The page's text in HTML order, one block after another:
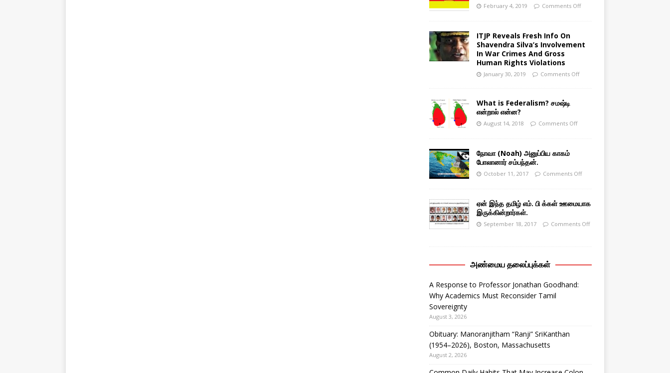
February 4, 2019 Comments Off
ITJP Reveals Fresh Info On
Shavendra Silva’s Involvement
In War Crimes And Gross
Human Rights Violations
January 30, 2019 Comments Off
What is Federalism? சமஷ்டி
என்றால் என்ன?
August 14, 2018 Comments Off
நோவா (Noah) அனுப்பிய காகம்
போலானார் சம்பந்தன்.
October 11, 2017 Comments Off
ஏன் இந்த தமிழ் எம். பி க்கள் ஊமையாக
இருக்கின்றார்கள்.
September 18, 2017 Comments Off
அண்மைய தலைப்புக்கள்
A Response to Professor Jonathan Goodhand:
Why Academics Must Reconsider Tamil
Sovereignty
August 3, 2026
Obituary: Manoranjitham “Ranji” SriKanthan
(1954–2026), Boston, Massachusetts
August 2, 2026